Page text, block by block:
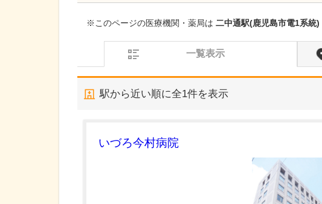
※このページの医療機関・薬局は 二中通駅(鹿児島市電1系統)
一覧表示
駅から近い順に全1件を表示
いづろ今村病院